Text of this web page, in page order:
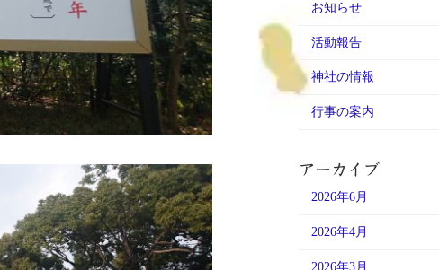
お知らせ
活動報告
神社の情報
行事の案内
アーカイブ
2026年6月
2026年4月
2026年3月